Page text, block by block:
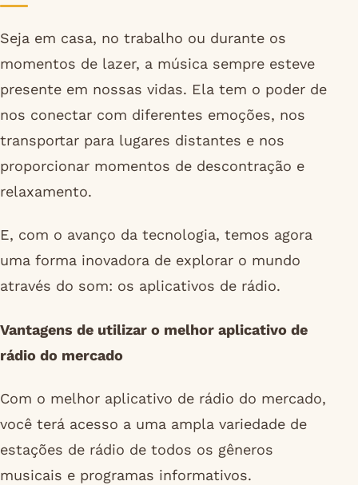
Seja em casa, no trabalho ou durante os
momentos de lazer, a música sempre esteve
presente em nossas vidas. Ela tem o poder de
nos conectar com diferentes emoções, nos
transportar para lugares distantes e nos
proporcionar momentos de descontração e
relaxamento.
E, com o avanço da tecnologia, temos agora
uma forma inovadora de explorar o mundo
através do som: os aplicativos de rádio.
Vantagens de utilizar o melhor aplicativo de
rádio do mercado
Com o melhor aplicativo de rádio do mercado,
você terá acesso a uma ampla variedade de
estações de rádio de todos os gêneros
musicais e programas informativos.